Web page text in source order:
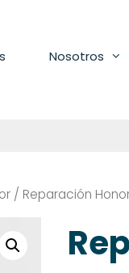
Nosotros
/ Reparación